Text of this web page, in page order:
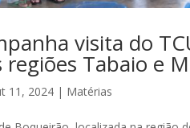
visita do
regiões Tabaio e
11, 2024 | Matérias